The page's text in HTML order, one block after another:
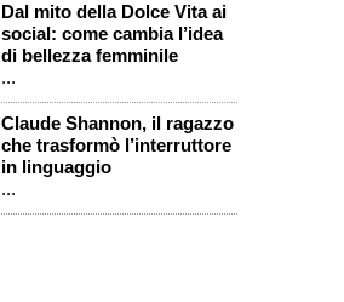
Dal mito della Dolce Vita ai
social: come cambia l’idea
di bellezza femminile
...
Claude Shannon, il ragazzo
che trasformò l’interruttore
in linguaggio
...